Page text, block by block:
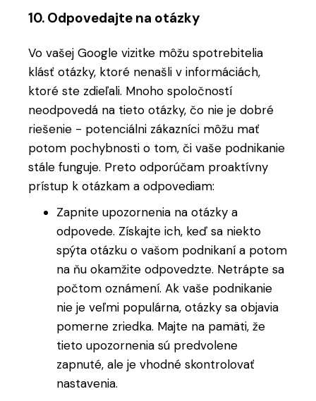
10. Odpovedajte na otázky
Vo vašej Google vizitke môžu spotrebitelia
klásť otázky, ktoré nenašli v informáciách,
ktoré ste zdieľali. Mnoho spoločností
neodpovedá na tieto otázky, čo nie je dobré
riešenie - potenciálni zákazníci môžu mať
potom pochybnosti o tom, či vaše podnikanie
stále funguje. Preto odporúčam proaktívny
prístup k otázkam a odpovediam:
Zapnite upozornenia na otázky a
odpovede. Získajte ich, keď sa niekto
spýta otázku o vašom podnikaní a potom
na ňu okamžite odpovedzte. Netrápte sa
počtom oznámení. Ak vaše podnikanie
nie je veľmi populárna, otázky sa objavia
pomerne zriedka. Majte na pamäti, že
tieto upozornenia sú predvolene
zapnuté, ale je vhodné skontrolovať
nastavenia.